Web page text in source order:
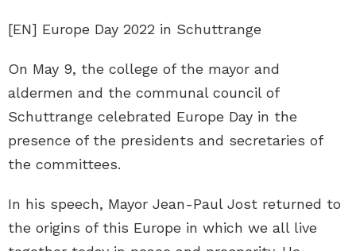
[EN] Europe Day 2022 in Schuttrange
On May 9, the college of the mayor and
aldermen and the communal council of
Schuttrange celebrated Europe Day in the
presence of the presidents and secretaries of
the committees.
In his speech, Mayor Jean-Paul Jost returned to
the origins of this Europe in which we all live